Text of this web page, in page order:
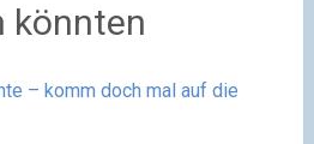
könnten
– komm doch mal auf die